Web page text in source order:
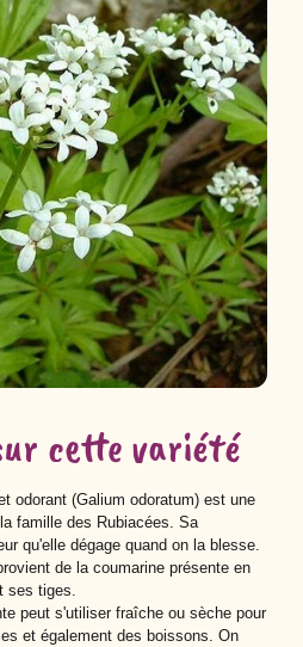
cette variété
odorant (Galium odoratum) est une
famille des Rubiacées. Sa
qu'elle dégage quand on la blesse.
de la coumarine présente en
ses tiges.
peut s'utiliser fraîche ou sèche pour
et également des boissons. On